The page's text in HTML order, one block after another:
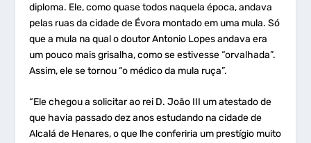
diploma. Ele, como quase todos naquela época, andava
pelas ruas da cidade de Évora montado em uma mula. Só
que a mula na qual o doutor Antonio Lopes andava era
um pouco mais grisalha, como se estivesse “orvalhada”.
Assim, ele se tornou “o médico da mula ruça”.
“Ele chegou a solicitar ao rei D. João III um atestado de
que havia passado dez anos estudando na cidade de
Alcalá de Henares, o que lhe conferiria um prestígio muito